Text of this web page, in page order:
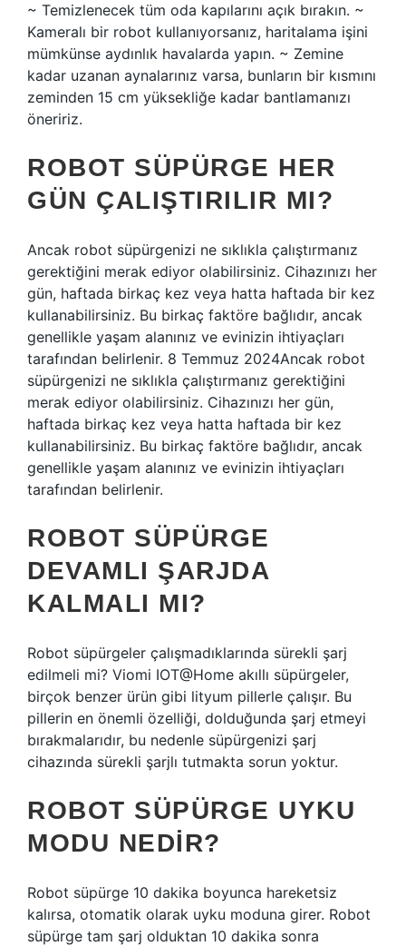
~ Temizlenecek tüm oda kapılarını açık bırakın. ~
Kameralı bir robot kullanıyorsanız, haritalama işini
mümkünse aydınlık havalarda yapın. ~ Zemine
kadar uzanan aynalarınız varsa, bunların bir kısmını
zeminden 15 cm yüksekliğe kadar bantlamanızı
öneririz.
ROBOT SÜPÜRGE HER
GÜN ÇALIŞTIRILIR MI?
Ancak robot süpürgenizi ne sıklıkla çalıştırmanız
gerektiğini merak ediyor olabilirsiniz. Cihazınızı her
gün, haftada birkaç kez veya hatta haftada bir kez
kullanabilirsiniz. Bu birkaç faktöre bağlıdır, ancak
genellikle yaşam alanınız ve evinizin ihtiyaçları
tarafından belirlenir. 8 Temmuz 2024Ancak robot
süpürgenizi ne sıklıkla çalıştırmanız gerektiğini
merak ediyor olabilirsiniz. Cihazınızı her gün,
haftada birkaç kez veya hatta haftada bir kez
kullanabilirsiniz. Bu birkaç faktöre bağlıdır, ancak
genellikle yaşam alanınız ve evinizin ihtiyaçları
tarafından belirlenir.
ROBOT SÜPÜRGE
DEVAMLI ŞARJDA
KALMALI MI?
Robot süpürgeler çalışmadıklarında sürekli şarj
edilmeli mi? Viomi IOT@Home akıllı süpürgeler,
birçok benzer ürün gibi lityum pillerle çalışır. Bu
pillerin en önemli özelliği, dolduğunda şarj etmeyi
bırakmalarıdır, bu nedenle süpürgenizi şarj
cihazında sürekli şarjlı tutmakta sorun yoktur.
ROBOT SÜPÜRGE UYKU
MODU NEDIR?
Robot süpürge 10 dakika boyunca hareketsiz
kalırsa, otomatik olarak uyku moduna girer. Robot
süpürge tam şarj olduktan 10 dakika sonra